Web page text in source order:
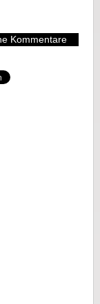
Kommentare